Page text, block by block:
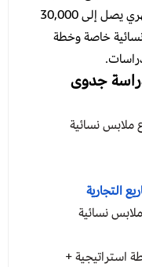
نسائية مدروس بدقة لتحقيق دخل شهري يصل إلى 30,000
خاصة وخطة
جدوى
نسائية
التجارية
نسائية
+